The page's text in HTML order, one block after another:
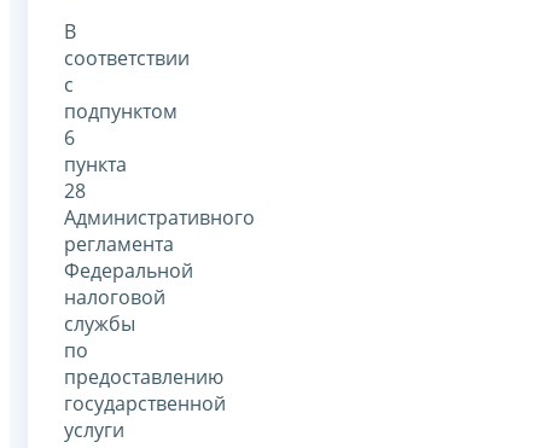
В
соответствии
с
подпунктом
6
пункта
28
Административного
регламента
Федеральной
налоговой
службы
по
предоставлению
государственной
услуги